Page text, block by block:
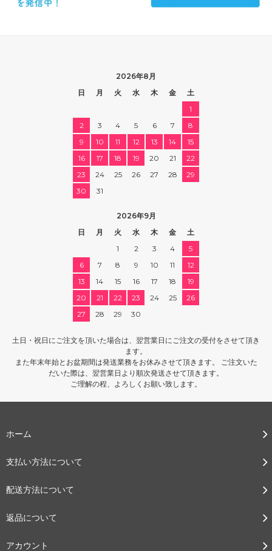
2026年8月
日
月 火 水 木 金
土
1
2
3 4 5 6 7
8
9
10 11 12 13 14
15
16
17 18 19 20 21
22
23
24 25 26 27 28
29
30
31
2026年9月
日
月 火 水 木 金
土
1
2 3 4
5
6
7 8 9 10 11
12
13
14 15 16 17 18
19
20
21 22 23 24 25
26
27
28 29 30
土日・祝日にご注文を頂いた場合は、翌営業日にご注文の受付をさせて頂き
ます。
また年末年始とお盆期間は発送業務をお休みさせて頂きます。 ご注文いた
だいた際は、翌営業日より順次発送させて頂きます。
ご理解の程、よろしくお願い致します。
ホーム
支払い方法について
配送方法について
返品について
アカウント